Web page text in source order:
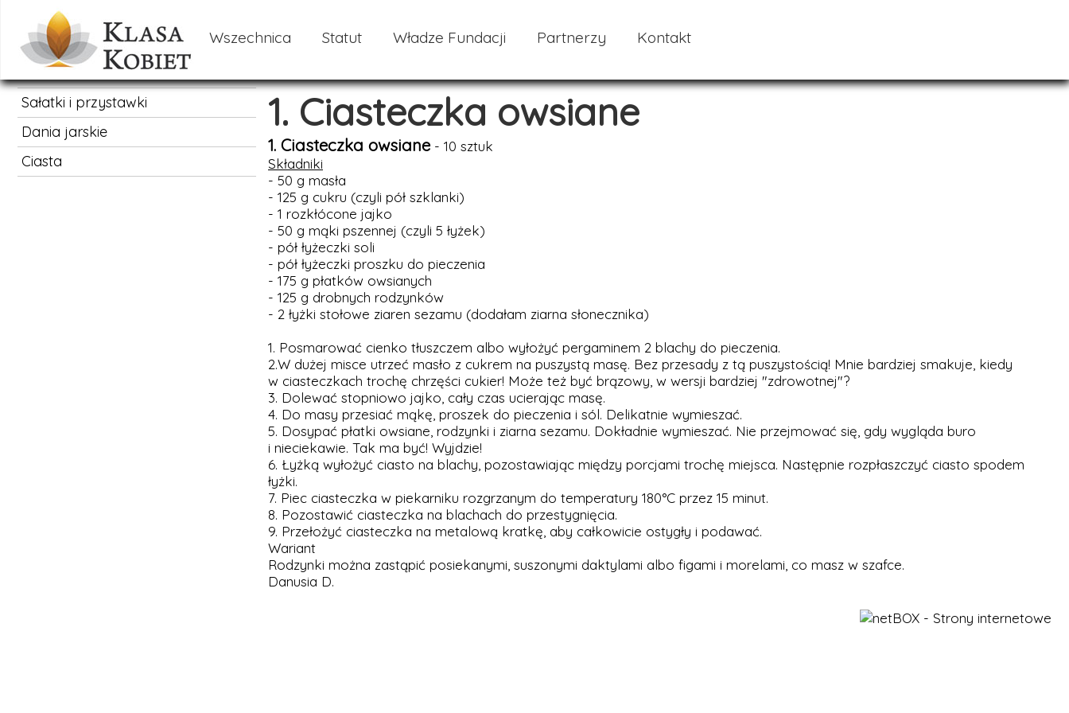
Wszechnica Statut Władze Fundacji Partnerzy Kontakt
Sałatki i przystawki
Dania jarskie
Ciasta
1. Ciasteczka owsiane
1. Ciasteczka owsiane - 10 sztuk
Składniki
- 50 g masła
- 125 g cukru (czyli pół szklanki)
- 1 rozkłócone jajko
- 50 g mąki pszennej (czyli 5 łyżek)
- pół łyżeczki soli
- pół łyżeczki proszku do pieczenia
- 175 g płatków owsianych
- 125 g drobnych rodzynków
- 2 łyżki stołowe ziaren sezamu (dodałam ziarna słonecznika)
1. Posmarować cienko tłuszczem albo wyłożyć pergaminem 2 blachy do pieczenia.
2.W dużej misce utrzeć masło z cukrem na puszystą masę. Bez przesady z tą puszystością! Mnie bardziej smakuje, kiedy
w ciasteczkach trochę chrzęści cukier! Może też być brązowy, w wersji bardziej "zdrowotnej"?
3. Dolewać stopniowo jajko, cały czas ucierając masę.
4. Do masy przesiać mąkę, proszek do pieczenia i sól. Delikatnie wymieszać.
5. Dosypać płatki owsiane, rodzynki i ziarna sezamu. Dokładnie wymieszać. Nie przejmować się, gdy wygląda buro
i nieciekawie. Tak ma być! Wyjdzie!
6. Łyżką wyłożyć ciasto na blachy, pozostawiając między porcjami trochę miejsca. Następnie rozpłaszczyć ciasto spodem
łyżki.
7. Piec ciasteczka w piekarniku rozgrzanym do temperatury 180°C przez 15 minut.
8. Pozostawić ciasteczka na blachach do przestygnięcia.
9. Przełożyć ciasteczka na metalową kratkę, aby całkowicie ostygły i podawać.
Wariant
Rodzynki można zastąpić posiekanymi, suszonymi daktylami albo figami i morelami, co masz w szafce.
Danusia D.